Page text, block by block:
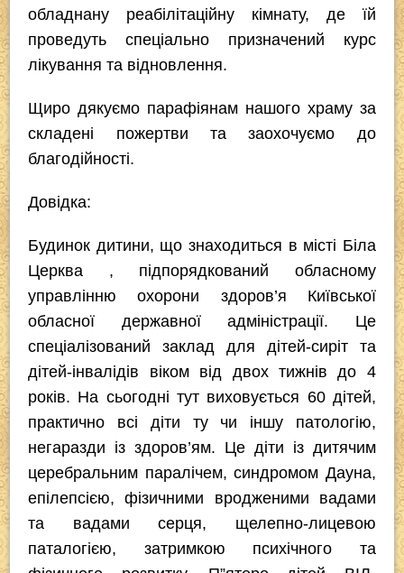
обладнану реабілітаційну кімнату, де їй
проведуть спеціально призначений курс
лікування та відновлення.
Щиро дякуємо парафіянам нашого храму за
складені пожертви та заохочуємо до
благодійності.
Довідка:
Будинок дитини, що знаходиться в місті Біла
Церква , підпорядкований обласному
управлінню охорони здоров’я Київської
обласної державної адміністрації. Це
спеціалізований заклад для дітей-сиріт та
дітей-інвалідів віком від двох тижнів до 4
років. На сьогодні тут виховується 60 дітей,
практично всі діти ту чи іншу патологію,
негаразди із здоров’ям. Це діти із дитячим
церебральним паралічем, синдромом Дауна,
епілепсією, фізичними вродженими вадами
та вадами серця, щелепно-лицевою
паталогією, затримкою психічного та